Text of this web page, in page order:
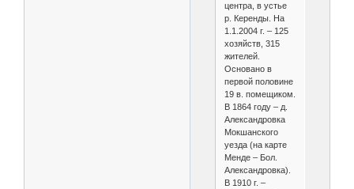
центра, в устье
р. Керенды. На
1.1.2004 г. – 125
хозяйств, 315
жителей.
Основано в
первой половине
19 в. помещиком.
В 1864 году – д.
Александровка
Мокшанского
уезда (на карте
Менде – Бол.
Александровка).
В 1910 г. –